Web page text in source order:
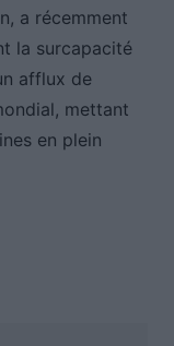
a récemment
la surcapacité
afflux de
mettant
en plein